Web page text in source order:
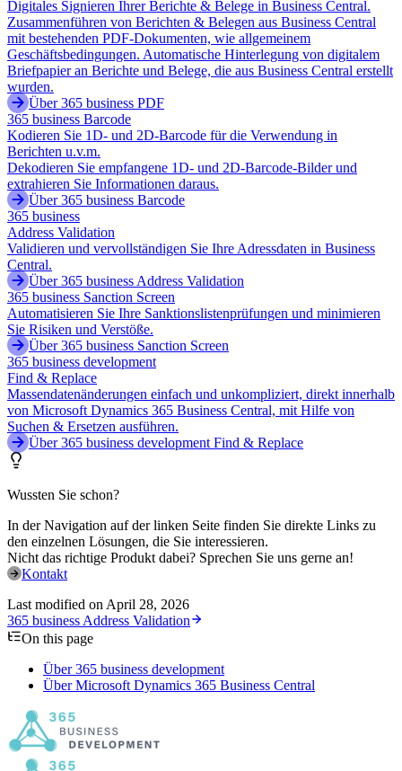
Digitales Signieren Ihrer Berichte & Belege in Business Central.
Zusammenführen von Berichten & Belegen aus Business Central
mit bestehenden PDF-Dokumenten, wie allgemeinem
Geschäftsbedingungen. Automatische Hinterlegung von digitalem
Briefpapier an Berichte und Belege, die aus Business Central erstellt
wurden.
Über 365 business PDF
365 business Barcode
Kodieren Sie 1D- und 2D-Barcode für die Verwendung in
Berichten u.v.m.
Dekodieren Sie empfangene 1D- und 2D-Barcode-Bilder und
extrahieren Sie Informationen daraus.
Über 365 business Barcode
365 business
Address Validation
Validieren und vervollständigen Sie Ihre Adressdaten in Business
Central.
Über 365 business Address Validation
365 business Sanction Screen
Automatisieren Sie Ihre Sanktionslistenprüfungen und minimieren
Sie Risiken und Verstöße.
Über 365 business Sanction Screen
365 business development
Find & Replace
Massendatenänderungen einfach und unkompliziert, direkt innerhalb
von Microsoft Dynamics 365 Business Central, mit Hilfe von
Suchen & Ersetzen ausführen.
Über 365 business development Find & Replace
Wussten Sie schon?
In der Navigation auf der linken Seite finden Sie direkte Links zu
den einzelnen Lösungen, die Sie interessieren.
Nicht das richtige Produkt dabei? Sprechen Sie uns gerne an!
Kontakt
Last modified on April 28, 2026
365 business Address Validation
On this page
Über 365 business development
Über Microsoft Dynamics 365 Business Central